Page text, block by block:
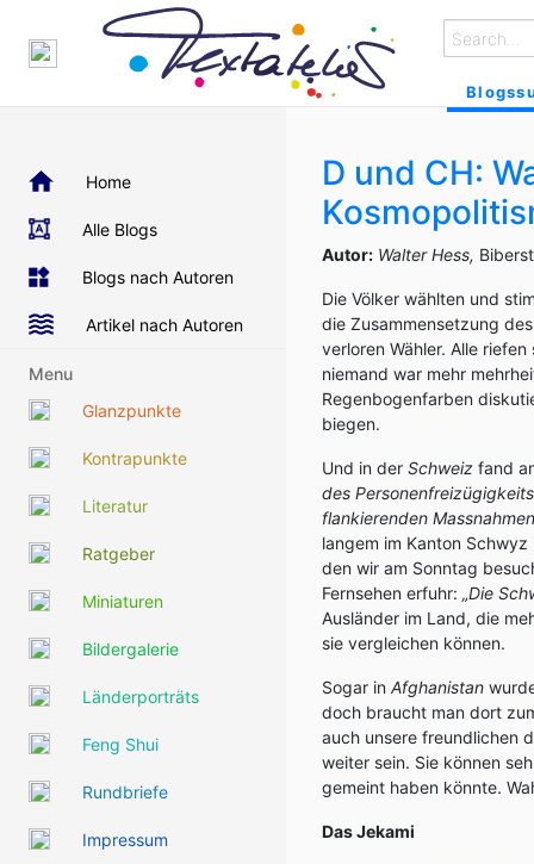
Home
Alle Blogs
Blogs nach Autoren
Artikel nach Autoren
Menu
Glanzpunkte
Kontrapunkte
Literatur
Ratgeber
Miniaturen
Bildergalerie
Länderporträts
Feng Shui
Rundbriefe
Impressum
D und CH:
Autor: Walter Hess,
Die Völker wählten und
die Zusammensetzung
verloren Wähler. Alle
niemand war mehr
Regenbogenfarben
biegen.
Und in der Schweiz fand
des
flankierenden Massnahmen
langem im Kanton
den wir am Sonntag
Fernsehen erfuhr: „Die
Ausländer im Land, die
sie vergleichen können.
Sogar in Afghanistan
doch braucht man dort
auch unsere freundlichen
weiter sein. Sie können
gemeint haben könnte.
Das Jekami